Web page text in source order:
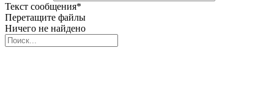
Текст сообщения*
Перетащите файлы
Ничего не найдено